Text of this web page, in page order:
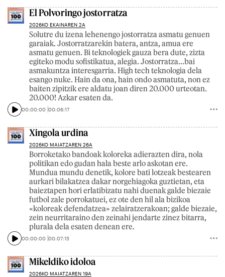
El Polvoringo jostorratza
2026KO EKAINAREN 2A
Solutre du izena lehenengo jostorratza asmatu genuen
garaiak. Jostorratzarekin batera, antza, amua ere
asmatu genuen. Bi teknologiek gauza bera dute, zizta
egiteko modu sofistikatua, alegia. Jostorratza...bai
asmakuntza interesgarria. High tech teknologia dela
esango nuke. Hain da ona, hain ondo asmatuta, non ez
baiten zipitzik ere aldatu joan diren 20.000 urteotan.
20.000! Azkar esaten da.
00:00:00 00:06:17
Xingola urdina
2026KO MAIATZAREN 26A
Borroketako bandoak koloreka adierazten dira, nola
politikan edo gudan hala beste arlo askotan ere.
Mundua mundu denetik, kolore bati lotzeak bestearen
aurkari bilakatzea dakar norgehiagoka guztietan, eta
baieztapen hori erlatibizatu nahi duenak galde biezaie
futbol zale porrokatuei, ez ote den hil ala bizikoa
«koloreak defendatzea» zelairatzerakoan; galde biezaie,
zein neurritaraino den zeinahi jendarte zinez bitarra,
plurala dela esaten denean ere.
00:00:00 00:07:15
Mikeldiko idoloa
2026KO MAIATZAREN 19A